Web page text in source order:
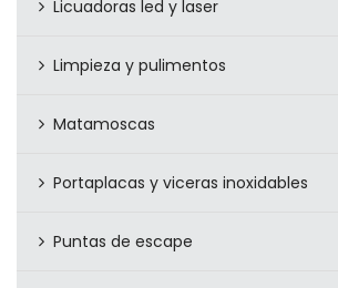
Licuadoras led y laser
Limpieza y pulimentos
Matamoscas
Portaplacas y viceras inoxidables
Puntas de escape